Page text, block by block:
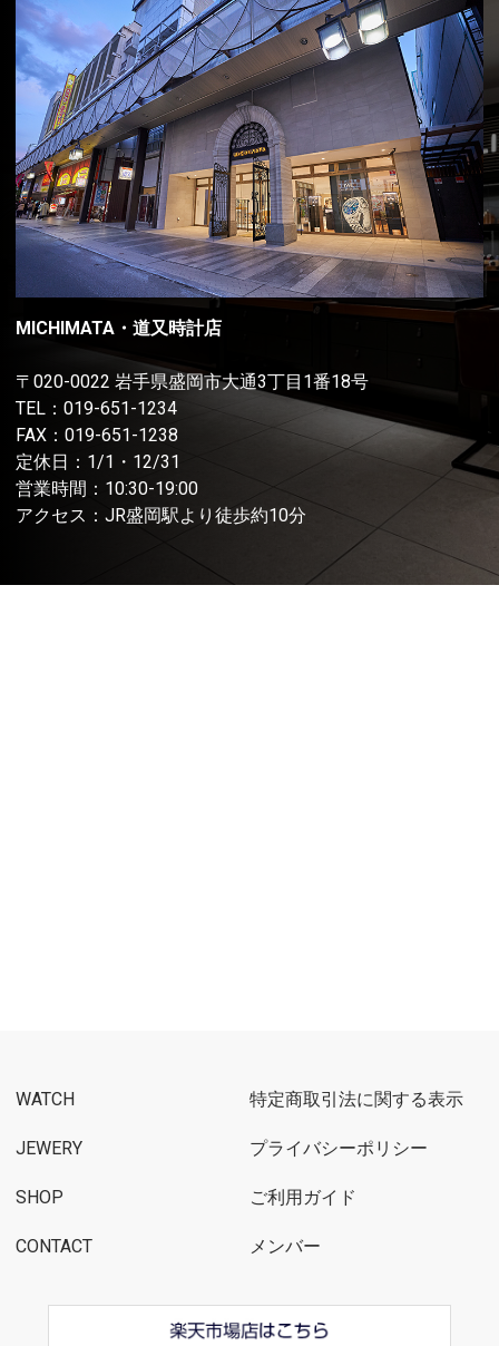
MICHIMATA・道又時計店
〒020-0022 岩手県盛岡市大通3丁目1番18号
TEL： 019-651-1234
FAX：019-651-1238
定休日：1/1・12/31
営業時間：10:30-19:00
アクセス：JR盛岡駅より徒歩約10分
WATCH
JEWERY
SHOP
CONTACT
特定商取引法に関する表示
プライバシーポリシー
ご利用ガイド
メンバー